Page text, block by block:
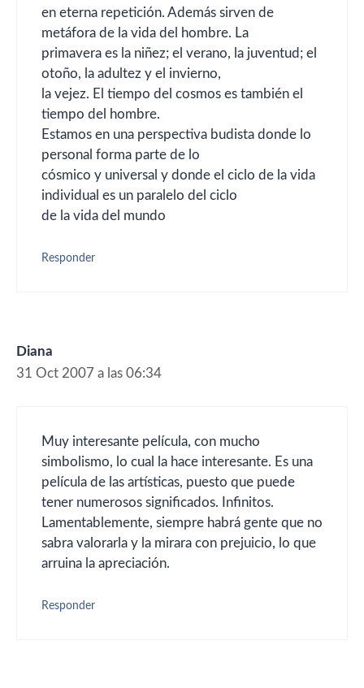
en eterna repetición. Además sirven de
metáfora de la vida del hombre. La
primavera es la niñez; el verano, la juventud; el
otoño, la adultez y el invierno,
la vejez. El tiempo del cosmos es también el
tiempo del hombre.
Estamos en una perspectiva budista donde lo
personal forma parte de lo
cósmico y universal y donde el ciclo de la vida
individual es un paralelo del ciclo
de la vida del mundo
Responder
Diana
31 Oct 2007 a las 06:34
Muy interesante película, con mucho
simbolismo, lo cual la hace interesante. Es una
película de las artísticas, puesto que puede
tener numerosos significados. Infinitos.
Lamentablemente, siempre habrá gente que no
sabra valorarla y la mirara con prejuicio, lo que
arruina la apreciación.
Responder